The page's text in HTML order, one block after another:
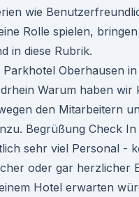
wie
Rolle spielen,
in diese Rubrik.
Oberhausen in
Warum haben wir
den Mitarbeitern
Begrüßung Check
sehr viel Personal -
oder gar herzlicher
Hotel erwarten